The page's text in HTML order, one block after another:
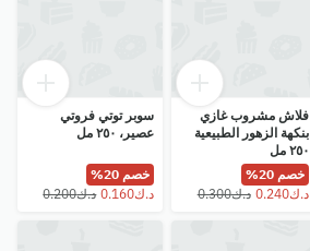
فلاش مشروب غازي
بنكهة الزهور الطبيعية
٢٥٠ مل
خصم 20%
⁦د.ك0.240⁩
⁦د.ك0.300⁩
سوبر توتي فروتي
عصير، ٢٥٠ مل
خصم 20%
⁦د.ك0.200⁩